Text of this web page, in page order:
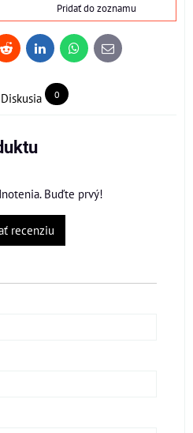
Pridať do zoznamu
Reddit LinkedInWhatsApp
E-
mail
Diskusia 0
Buďte prvý!
recenziu